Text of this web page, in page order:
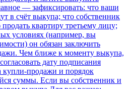
— зафиксировать: что ваши
в счёт выкупа; что собственник
квартиру третьему лицу;
условиях (например, вы
он обязан заключить
Чем ближе к моменту выкупа,
дату подписания
купли‑продажи и порядок
суммы. Если вы собственник и